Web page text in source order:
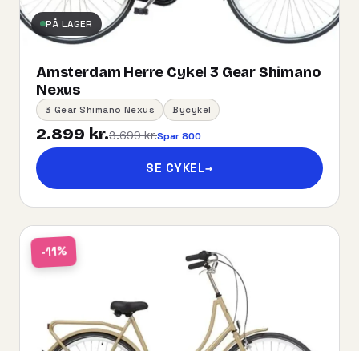
PÅ LAGER
Amsterdam Herre Cykel 3 Gear Shimano
Nexus
3 Gear Shimano Nexus Bycykel
2.899 kr.3.699 kr.Spar 800
SE CYKEL→
-11%